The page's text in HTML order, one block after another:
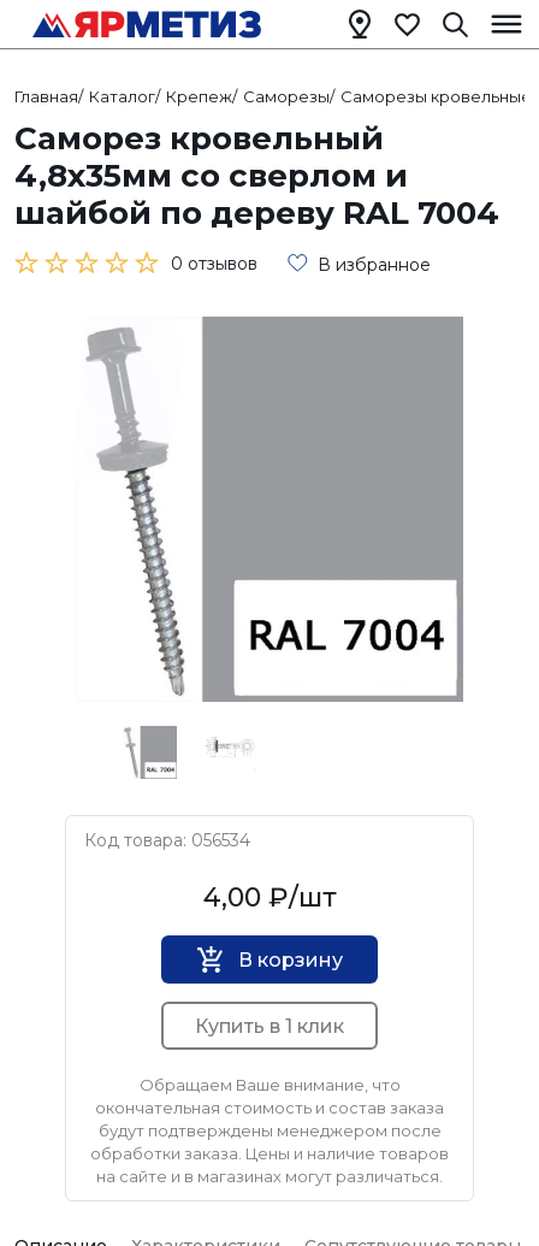
Главная/ Каталог/ Крепеж/ Саморезы/ Саморезы кровельные
Саморез кровельный
4,8х35мм со сверлом и
шайбой по дереву RAL 7004
0 отзывов В избранное
Код товара: 056534
4,00 ₽/шт
В корзину
Купить в 1 клик
Обращаем Ваше внимание, что
окончательная стоимость и состав заказа
будут подтверждены менеджером после
обработки заказа. Цены и наличие товаров
на сайте и в магазинах могут различаться.